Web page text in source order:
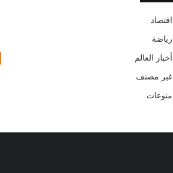
اقتصاد
رياضة
أخبار العالم
غير مصنف
منوعات